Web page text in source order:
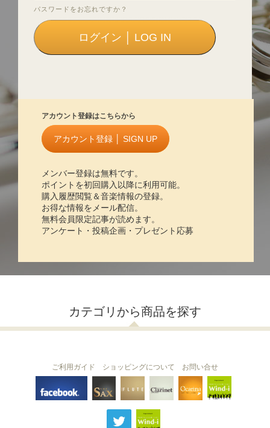
パスワードをお忘れですか？
アカウント登録はこちらから
アカウント登録 │ SIGN UP
メンバー登録は無料です。
ポイントを初回購入以降に利用可能。
購入履歴閲覧＆音楽情報の登録。
お得な情報をメール配信。
無料会員限定記事が読めます。
アンケート・投稿企画・プレゼント応募
カテゴリから商品を探す
THE SAX The Clarinet
ご利用ガイド ショッピングについて お問い合せ